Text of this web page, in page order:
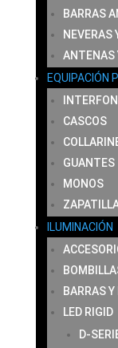
BARRAS
NEVERAS
ANTENAS
EQUIPACIÓN
CASCOS
GUANTES
MONOS
ILUMINACIÓN
BARRAS
LED RIGID
D-